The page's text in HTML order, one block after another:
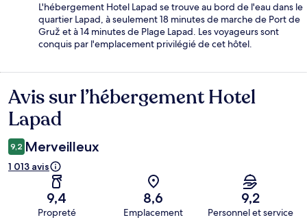
L'hébergement Hotel Lapad se trouve au bord de l'eau dans le
quartier Lapad, à seulement 18 minutes de marche de Port de
Gruž et à 14 minutes de Plage Lapad. Les voyageurs sont
conquis par l'emplacement privilégié de cet hôtel.
Avis
Avis sur l’hébergement Hotel
Lapad
9,2 Merveilleux
1 013 avis
9,4
Propreté
8,6
Emplacement
9,2
Personnel et service